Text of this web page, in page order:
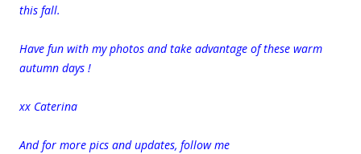
this fall.
Have fun with my photos and take advantage of these warm
autumn days !
xx Caterina
And for more pics and updates, follow me